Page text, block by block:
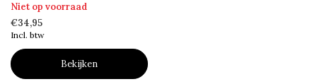
Niet op voorraad
€34,95
Incl. btw
Bekijken